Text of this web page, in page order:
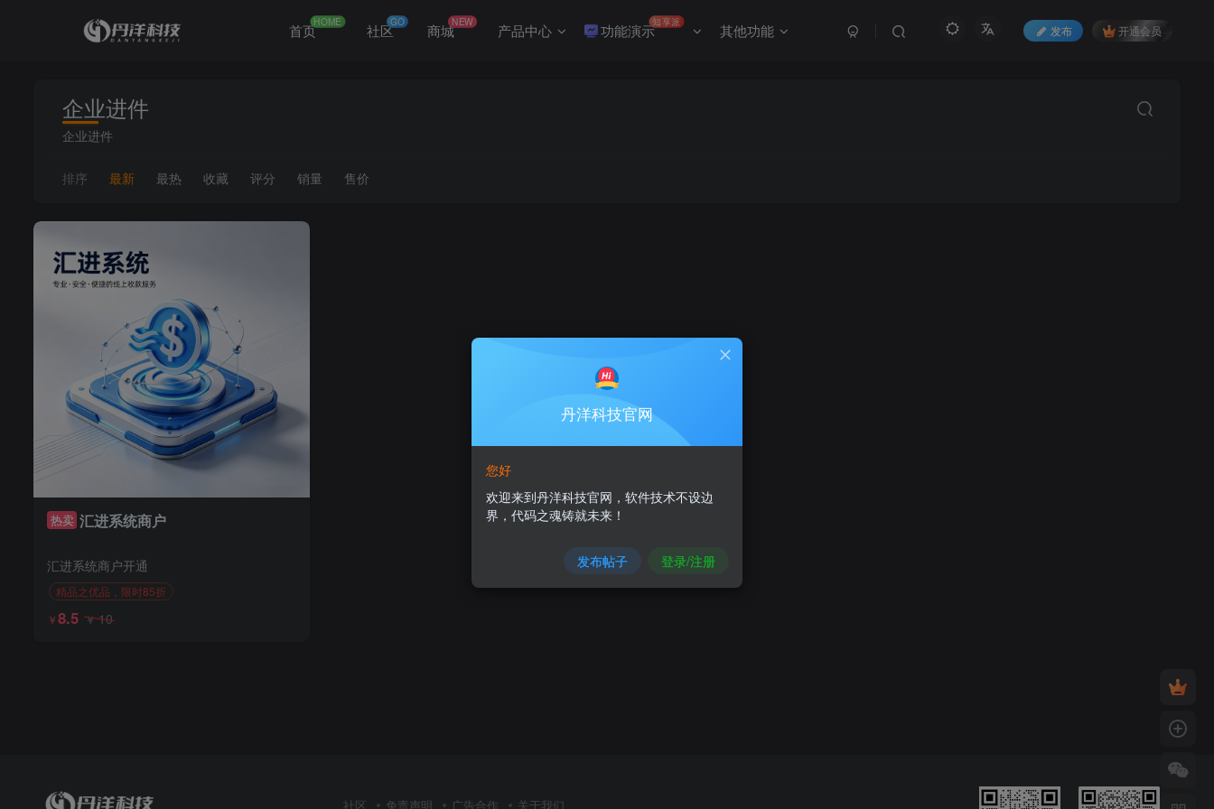
首页HOME 社区GO 商城NEW 产品中心 功能演示知享派 其他功能 发布 开通会员
企业进件
企业进件
排序 最新 最热 收藏 评分 销量 售价
热卖 汇进系统商户
汇进系统商户开通
精品之优品，限时85折
￥8.5 ￥10
社区 免责声明 广告合作 关于我们
丹洋科技官网
您好
欢迎来到丹洋科技官网，软件技术不设边
界，代码之魂铸就未来！
发布帖子 登录/注册